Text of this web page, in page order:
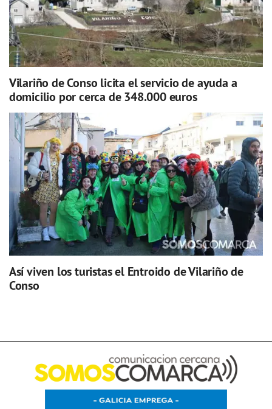
Vilariño de Conso licita el servicio de ayuda a
domicilio por cerca de 348.000 euros
Así viven los turistas el Entroido de Vilariño de
Conso